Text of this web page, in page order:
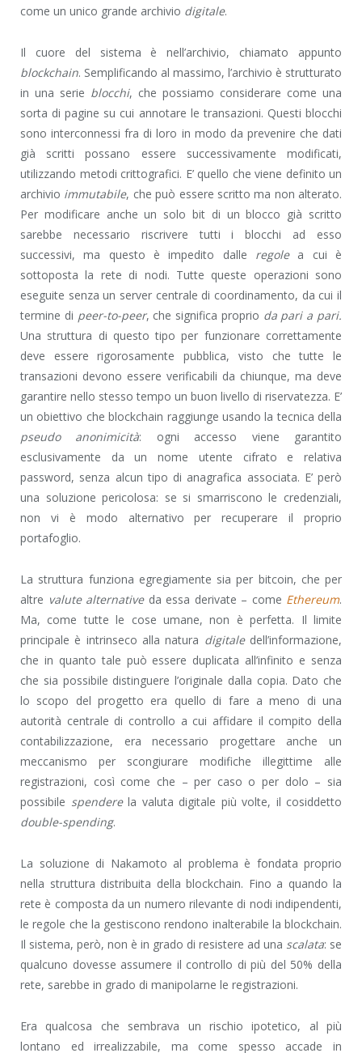
come un unico grande archivio digitale.
Il cuore del sistema è nell’archivio, chiamato appunto
blockchain. Semplificando al massimo, l’archivio è strutturato
in una serie blocchi, che possiamo considerare come una
sorta di pagine su cui annotare le transazioni. Questi blocchi
sono interconnessi fra di loro in modo da prevenire che dati
già scritti possano essere successivamente modificati,
utilizzando metodi crittografici. E’ quello che viene definito un
archivio immutabile, che può essere scritto ma non alterato.
Per modificare anche un solo bit di un blocco già scritto
sarebbe necessario riscrivere tutti i blocchi ad esso
successivi, ma questo è impedito dalle regolea cui è
sottoposta la rete di nodi. Tutte queste operazioni sono
eseguite senza un server centrale di coordinamento, da cui il
termine di peer-to-peer, che significa proprio da pari a pari.
Una struttura di questo tipo per funzionare correttamente
deve essere rigorosamente pubblica, visto che tutte le
transazioni devono essere verificabili da chiunque, ma deve
garantire nello stesso tempo un buon livello di riservatezza. E’
un obiettivo che blockchain raggiunge usando la tecnica della
pseudo anonimicità: ogni accesso viene garantito
esclusivamente da un nome utente cifrato e relativa
password, senza alcun tipo di anagrafica associata. E’ però
una soluzione pericolosa: se si smarriscono le credenziali,
non vi è modo alternativo per recuperare il proprio
portafoglio.
La struttura funziona egregiamente sia per bitcoin, che per
altre valute alternativeda essa derivate – come Ethereum.
Ma, come tutte le cose umane, non è perfetta. Il limite
principale è intrinseco alla natura digitaledell’informazione,
che in quanto tale può essere duplicata all’infinito e senza
che sia possibile distinguere l’originale dalla copia. Dato che
lo scopo del progetto era quello di fare a meno di una
autorità centrale di controllo a cui affidare il compito della
contabilizzazione, era necessario progettare anche un
meccanismo per scongiurare modifiche illegittime alle
registrazioni, così come che – per caso o per dolo – sia
possibile spenderela valuta digitale più volte, il cosiddetto
double-spending.
La soluzione di Nakamoto al problema è fondata proprio
nella struttura distribuita della blockchain. Fino a quando la
rete è composta da un numero rilevante di nodi indipendenti,
le regole che la gestiscono rendono inalterabile la blockchain.
Il sistema, però, non è in grado di resistere ad una scalata: se
qualcuno dovesse assumere il controllo di più del 50% della
rete, sarebbe in grado di manipolarne le registrazioni.
Era qualcosa che sembrava un rischio ipotetico, al più
lontano ed irrealizzabile, ma come spesso accade in